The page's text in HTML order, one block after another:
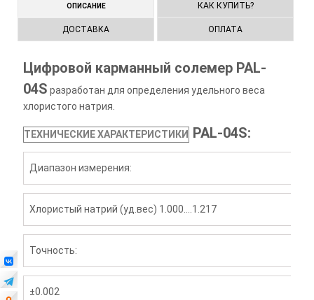
ОПИСАНИЕ КАК КУПИТЬ?
ДОСТАВКА ОПЛАТА
Цифровой карманный солемер PAL-
04S разработан для определения удельного веса
хлористого натрия.
ТЕХНИЧЕСКИЕ ХАРАКТЕРИСТИКИ PAL-04S:
Диапазон измерения:
Хлористый натрий (уд.вес) 1.000….1.217
Точность:
±0.002